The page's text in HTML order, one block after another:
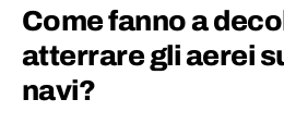
Come fanno a
atterrare gli aerei
navi?